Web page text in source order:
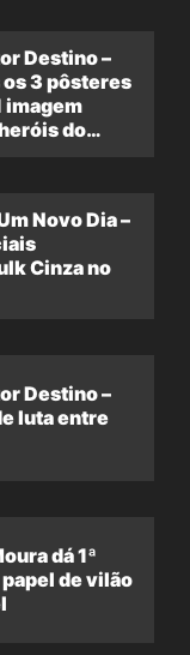
Destino –
os 3 pôsteres
imagem
do
Novo Dia –
Cinza no
Destino –
luta entre
dá 1ª
de vilão